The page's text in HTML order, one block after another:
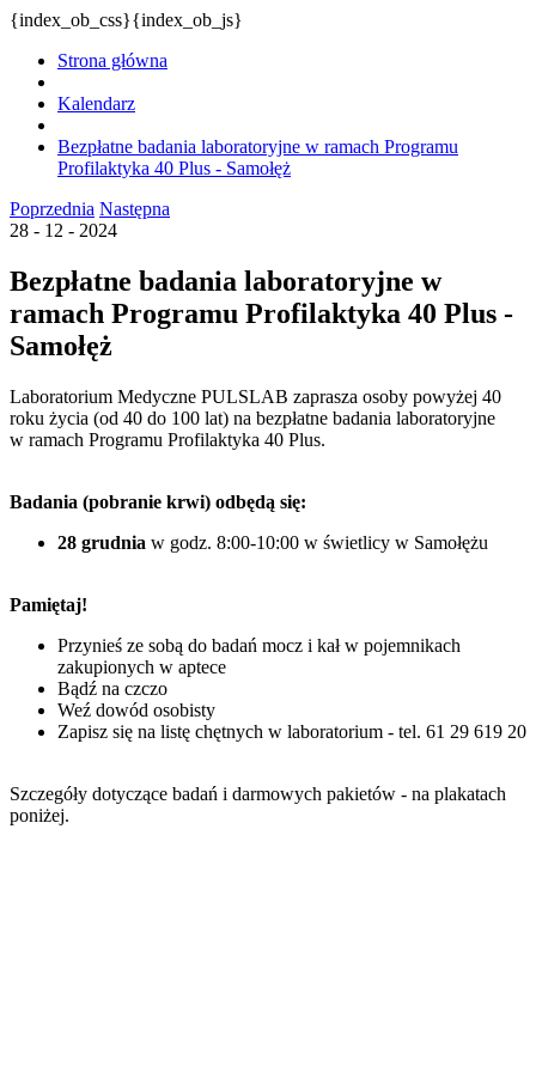
{index_ob_css}{index_ob_js}
Strona główna
Kalendarz
Bezpłatne badania laboratoryjne w ramach Programu
Profilaktyka 40 Plus - Samołęż
Poprzednia Następna
28 - 12 - 2024
Bezpłatne badania laboratoryjne w
ramach Programu Profilaktyka 40 Plus -
Samołęż
Laboratorium Medyczne PULSLAB zaprasza osoby powyżej 40
roku życia (od 40 do 100 lat) na bezpłatne badania laboratoryjne
w ramach Programu Profilaktyka 40 Plus.
Badania (pobranie krwi) odbędą się:
28 grudnia w godz. 8:00-10:00 w świetlicy w Samołężu
Pamiętaj!
Przynieś ze sobą do badań mocz i kał w pojemnikach
zakupionych w aptece
Bądź na czczo
Weź dowód osobisty
Zapisz się na listę chętnych w laboratorium - tel. 61 29 619 20
Szczegóły dotyczące badań i darmowych pakietów - na plakatach
poniżej.